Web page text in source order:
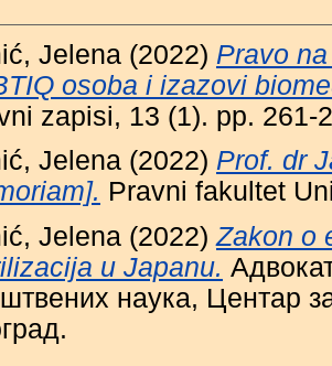
Jelena (2022) Pravo
osoba i izazovi
zapisi, 13 (1). pp. 261-
Jelena (2022) Prof. dr
Pravni fakultet
Jelena (2022)Zakon o
u Japanu.
наука, Центар